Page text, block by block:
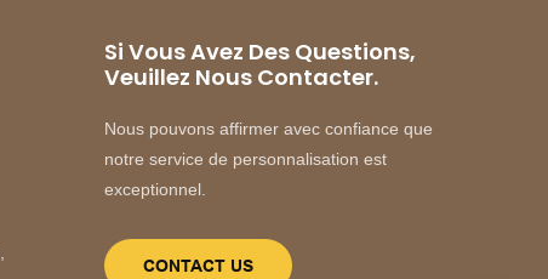
Si Vous Avez Des Questions,
Veuillez Nous Contacter.
Nous pouvons affirmer avec confiance que
notre service de personnalisation est
exceptionnel.
CONTACT US